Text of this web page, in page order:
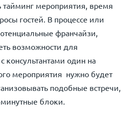
тайминг мероприятия, время
гостей. В процессе или
франчайзи,
возможности для
консультантами один на
мероприятия нужно будет
подобные встречи,
блоки.